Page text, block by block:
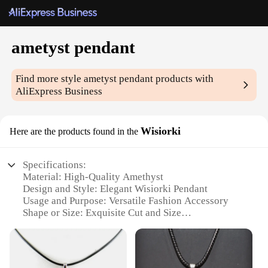
ametyst pendant
Find more styleametyst pendant products with
AliExpress Business
Here are the products found in the Wisiorki
Specifications:
Material: High-Quality Amethyst
Design and Style: Elegant Wisiorki Pendant
Usage and Purpose: Versatile Fashion Accessory
Shape or Size: Exquisite Cut and Size
Properties
Parts and Accessories: Comes with a Chain for Easy
Wearing